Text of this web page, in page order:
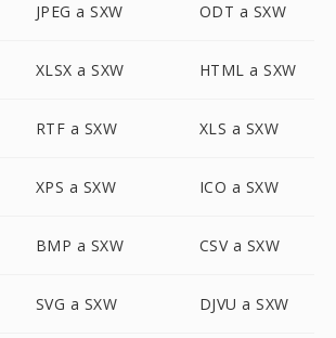
JPEG a SXW ODT a SXW
XLSX a SXW HTML a SXW
RTF a SXW XLS a SXW
XPS a SXW ICO a SXW
BMP a SXW CSV a SXW
SVG a SXW DJVU a SXW